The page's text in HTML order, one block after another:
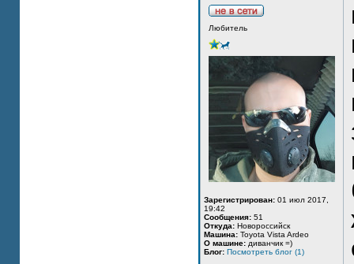
Любитель
Зарегистрирован: 01 июл 2017,
19:42
Сообщения: 51
Откуда: Новороссийск
Машина: Toyota Vista Ardeo
О машине: диванчик =)
Блог: Посмотреть блог (1)